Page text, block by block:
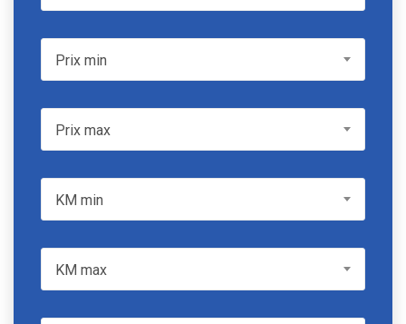
Prix minPrix min
Prix maxPrix max
KM min
KM max